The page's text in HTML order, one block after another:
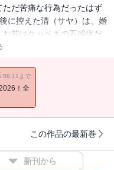
ただ苦痛な行為だったはず
に控えた清（サヤ）は、婚
前はケッペキの不感症だ
婚約は解消。傷ついたサ
命の人に出会い・・・
てほしい」不感症OLと恋
。（「カタワレオレンジ
まで
！全
この作品の最新巻
新刊から